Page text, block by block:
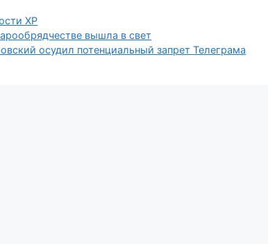
ХР
вышла в свет
осудил потенциальный запрет Телеграма